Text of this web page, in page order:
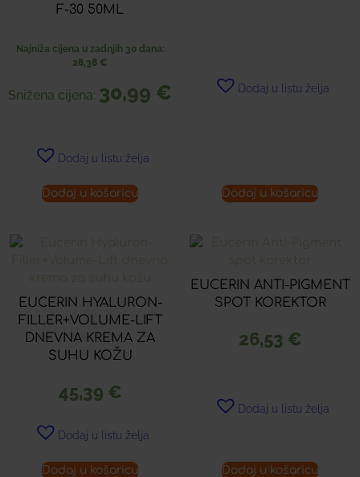
F-30 50ML
Najniža cijena u zadnjih 30 dana:
28,38 €
Snižena cijena: 30,99 €
Dodaj u listu želja
Dodaj u košaricu
Dodaj u listu želja
Dodaj u košaricu
EUCERIN HYALURON-
FILLER+VOLUME-LIFT
DNEVNA KREMA ZA
SUHU KOŽU
45,39 €
Dodaj u listu želja
Dodaj u košaricu
EUCERIN ANTI-PIGMENT
SPOT KOREKTOR
26,53 €
Dodaj u listu želja
Dodaj u košaricu